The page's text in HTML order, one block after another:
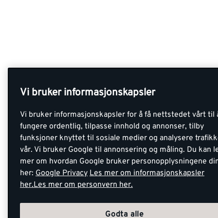
Vi bruker informasjonskapsler
Vi bruker informasjonskapsler for å få nettstedet vårt til
fungere ordentlig, tilpasse innhold og annonser, tilby
funksjoner knyttet til sosiale medier og analysere
vår. Vi bruker Google til annonsering og måling. Du kan
mer om hvordan Google bruker personopplysningene
her: Google Privacy Les mer om informasjonskapsler
her.Les mer om personvern her.
Godta alle